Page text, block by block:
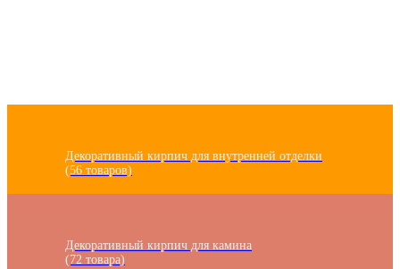
Декоративный кирпич для внутренней отделки
(56 товаров)
Декоративный кирпич для камина
(72 товара)